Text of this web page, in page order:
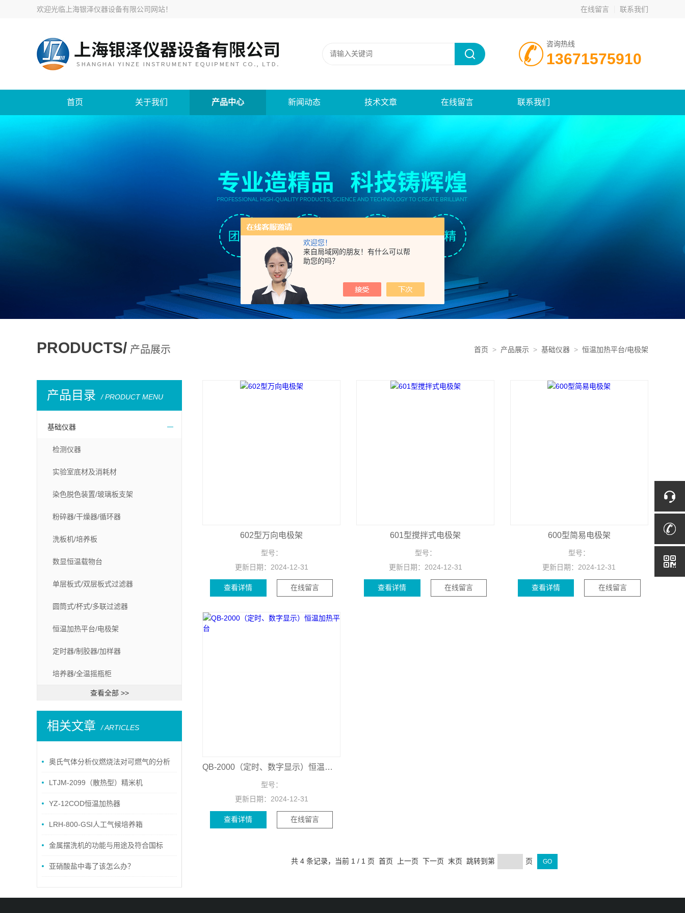
欢迎您！
来自局域网的朋友！有什么可以帮
助您的吗？
欢迎光临 上海银泽仪器设备有限公司网站！ 在线留言 联系我们
咨询热线
13671575910
首页 关于我们 产品中心 新闻动态 技术文章 在线留言 联系我们
PRODUCTS/ 产品展示 首页 > 产品展示 > 基础仪器 > 恒温加热平台/电极架
产品目录 / PRODUCT MENU
基础仪器
检测仪器
实验室底材及消耗材
染色脱色装置/玻璃板支架
粉碎器/干燥器/循环器
洗板机/培养板
数显恒温载物台
单层板式/双层板式过滤器
圆筒式/杯式/多联过滤器
恒温加热平台/电极架
定时器/制胶器/加样器
培养器/全温摇瓶柜
查看全部 >>
相关文章 / ARTICLES
奥氏气体分析仪燃烧法对可燃气的分析
LTJM-2099（散热型）精米机
YZ-12COD恒温加热器
LRH-800-GSI人工气候培养箱
金属摆洗机的功能与用途及符合国标
亚硝酸盐中毒了该怎么办？
602型万向电极架
型号：
更新日期： 2024-12-31
查看详情 在线留言
601型搅拌式电极架
型号：
更新日期： 2024-12-31
查看详情 在线留言
600型简易电极架
型号：
更新日期： 2024-12-31
查看详情 在线留言
QB-2000（定时、数字显示）恒温加热平台
型号：
更新日期： 2024-12-31
查看详情 在线留言
共 4 条记录，当前 1 / 1 页 首页 上一页 下一页 末页 跳转到第 页